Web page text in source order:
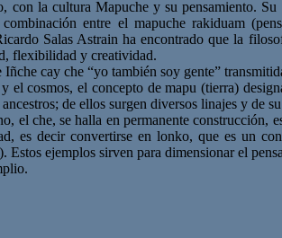
con la cultura Mapuche y su pensamiento.
entre el mapuche rakiduam
Salas Astrain ha encontrado que la
flexibilidad y creatividad.
cay che “yo también soy gente”
el cosmos, el concepto de mapu (tierra)
de ellos surgen diversos linajes y de
el che, se halla en permanente construcción,
es decir convertirse en lonko, que es un
Estos ejemplos sirven para dimensionar el